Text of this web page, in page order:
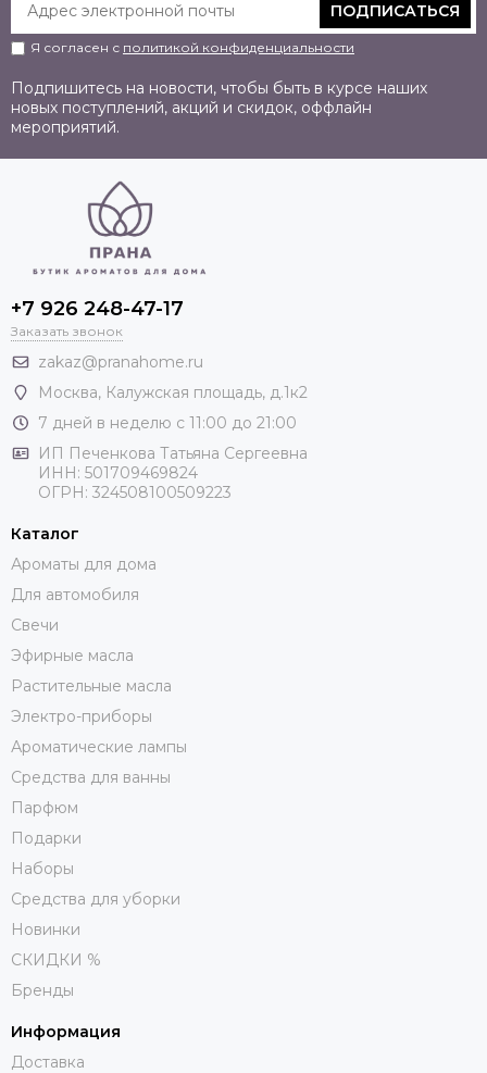
ПОДПИСАТЬСЯ
Я согласен с политикой конфиденциальности
Подпишитесь на новости, чтобы быть в курсе наших
новых поступлений, акций и скидок, оффлайн
мероприятий.
+7 926 248-47-17
Заказать звонок
zakaz@pranahome.ru
Москва, Калужская площадь, д.1к2
7 дней в неделю с 11:00 до 21:00
ИП Печенкова Татьяна Сергеевна
ИНН: 501709469824
ОГРН: 324508100509223
Каталог
Ароматы для дома
Для автомобиля
Свечи
Эфирные масла
Растительные масла
Электро-приборы
Ароматические лампы
Средства для ванны
Парфюм
Подарки
Наборы
Средства для уборки
Новинки
СКИДКИ %
Бренды
Информация
Доставка